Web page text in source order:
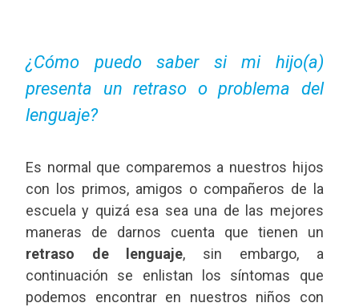
¿Cómo puedo saber si mi hijo(a)
presenta un retraso o problema del
lenguaje?
Es normal que comparemos a nuestros hijos
con los primos, amigos o compañeros de la
escuela y quizá esa sea una de las mejores
maneras de darnos cuenta que tienen un
retraso de lenguaje, sin embargo, a
continuación se enlistan los síntomas que
podemos encontrar en nuestros niños con